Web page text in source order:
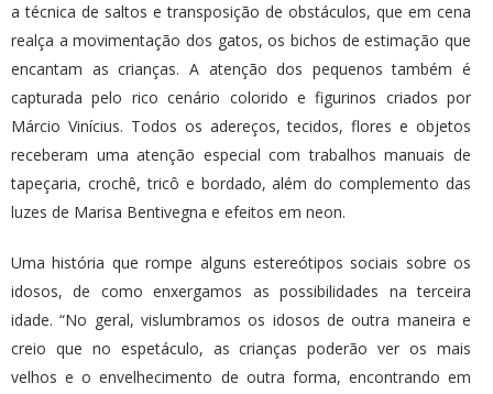
a técnica de saltos e transposição de obstáculos, que em cena
realça a movimentação dos gatos, os bichos de estimação que
encantam as crianças. A atenção dos pequenos também é
capturada pelo rico cenário colorido e figurinos criados por
Márcio Vinícius. Todos os adereços, tecidos, flores e objetos
receberam uma atenção especial com trabalhos manuais de
tapeçaria, crochê, tricô e bordado, além do complemento das
luzes de Marisa Bentivegna e efeitos em neon.
Uma história que rompe alguns estereótipos sociais sobre os
idosos, de como enxergamos as possibilidades na terceira
idade. “No geral, vislumbramos os idosos de outra maneira e
creio que no espetáculo, as crianças poderão ver os mais
velhos e o envelhecimento de outra forma, encontrando em